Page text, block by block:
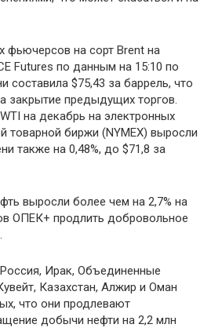
фьючерсов на сорт Brent на
Futures по данным на 15:10 по
составила $75,43 за баррель, что
закрытие предыдущих торгов.
на декабрь на электронных
товарной биржи (NYMEX) выросли
также на 0,48%, до $71,8 за
выросли более чем на 2,7% на
ОПЕК+ продлить добровольное
Ирак, Объединенные
Казахстан, Алжир и Оман
что они продлевают
добычи нефти на 2,2 млн